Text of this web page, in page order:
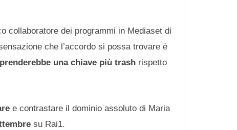
collaboratore dei programmi in Mediaset di
che l’accordo si possa trovare è
prenderebbe una chiave più trash rispetto
e contrastare il dominio assoluto di Maria
su Rai1.